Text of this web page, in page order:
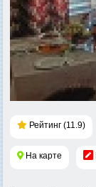
Рейтинг (11.9)
На карте